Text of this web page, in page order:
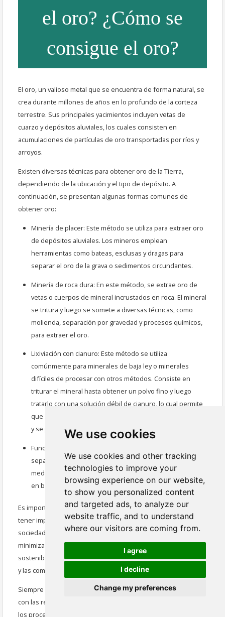
We use cookies
We use cookies and other tracking
technologies to improve your
browsing experience on our website,
to show you personalized content
and targeted ads, to analyze our
website traffic, and to understand
where our visitors are coming from.
I agree
I decline
Change my preferences
el oro? ¿Cómo se
consigue el oro?
El oro, un valioso metal que se encuentra de forma natural, se
crea durante millones de años en lo profundo de la corteza
terrestre. Sus principales yacimientos incluyen vetas de
cuarzo y depósitos aluviales, los cuales consisten en
acumulaciones de partículas de oro transportadas por ríos y
arroyos.
Existen diversas técnicas para obtener oro de la Tierra,
dependiendo de la ubicación y el tipo de depósito. A
continuación, se presentan algunas formas comunes de
obtener oro:
Minería de placer: Este método se utiliza para extraer oro
de depósitos aluviales. Los mineros emplean
herramientas como bateas, esclusas y dragas para
separar el oro de la grava o sedimentos circundantes.
Minería de roca dura: En este método, se extrae oro de
vetas o cuerpos de mineral incrustados en roca. El mineral
se tritura y luego se somete a diversas técnicas, como
molienda, separación por gravedad y procesos químicos,
para extraer el oro.
Lixiviación con cianuro: Este método se utiliza
comúnmente para minerales de baja ley o minerales
difíciles de procesar con otros métodos. Consiste en
triturar el mineral hasta obtener un polvo fino y luego
tratarlo con una solución débil de cianuro, lo cual permite
que el oro se disuelva. La solución rica en oro se recolecta
y se procesa posteriormente para recuperar el oro.
Fundición: La fundición es un proceso en el que el oro se
separa de otros metales presentes en el mineral
mediante una fusión a alta temperatura. El oro se vierte
en barras o lingotes para su refinamiento y uso comercial.
Es importante tener en cuenta que la minería de oro puede
tener impactos significativos en el medio ambiente y la
sociedad. Las prácticas mineras responsables buscan
minimizar estos impactos y garantizar una extracción
sostenible de oro, al tiempo que se protegen los ecosistemas
y las comunidades locales.
Siempre es recomendable consultar con expertos y cumplir
con las regulaciones locales en lo que respecta a la minería y
los procesos de extracción de oro.